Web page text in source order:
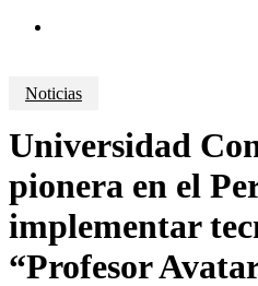
Noticias
Universidad
pionera en el
implementar
“Profesor